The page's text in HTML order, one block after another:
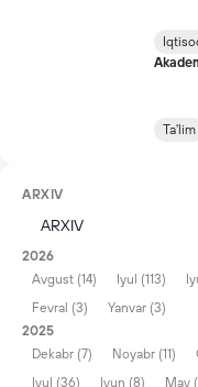
Ta'lim
ARXIV
2026
Avgust (14)
Iyul (113)
Fevral (3)
Yanvar (3)
2025
Dekabr (7)
Noyabr (11)
Iyul (36)
Iyun (8) May